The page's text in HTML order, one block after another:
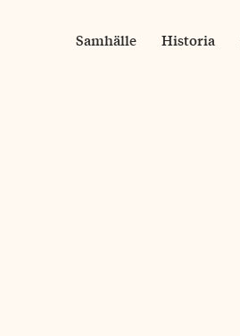
Samhälle Historia